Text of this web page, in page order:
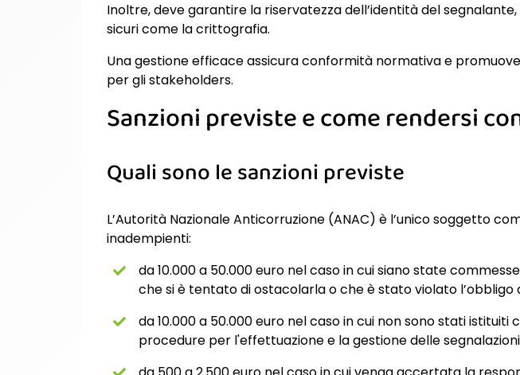
Inoltre, deve garantire la riservatezza dell’identità del
sicuri come la crittografia.
Una gestione efficace assicura conformità normativa e
per gli stakeholders.
Sanzioni previste e come rendersi
Quali sono le sanzioni previste
L’Autorità Nazionale Anticorruzione (ANAC) è l’unico soggetto
inadempienti:
da 10.000 a 50.000 euro nel caso in cui siano state
che si è tentato di ostacolarla o che è stato violato l’obbligo
da 10.000 a 50.000 euro nel caso in cui non sono stati
procedure per l'effettuazione e la gestione delle